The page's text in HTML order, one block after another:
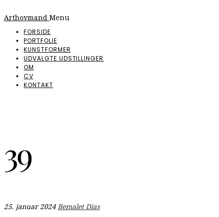
Arthovmand Menu
FORSIDE
PORTFOLIE
KUNSTFORMER
UDVALGTE UDSTILLINGER
OM
CV
KONTAKT
39
25. januar 2024 Bemalet Dias